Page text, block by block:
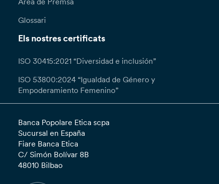
Glossari
Els nostres certificats
ISO 30415:2021 “Diversidad e inclusión”
ISO 53800:2024 “Igualdad de Género y
Empoderamiento Femenino”
Banca Popolare Etica scpa
Sucursal en España
Fiare Banca Etica
C/ Simón Bolívar 8B
48010 Bilbao